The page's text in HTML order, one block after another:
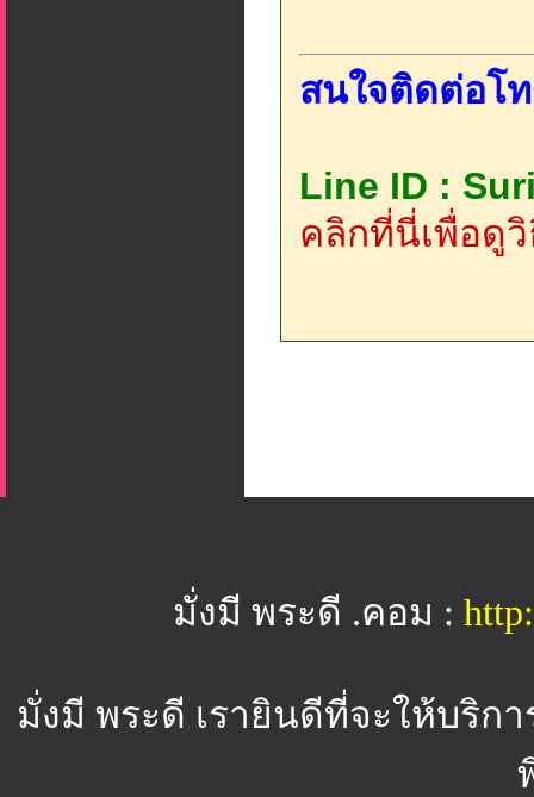
สนใจติดต่อโ
Line ID :
คลิกที่นี่เพื่อดูวิ
มั่งมี พระดี .คอม :
มั่งมี พระดี เรายินดีที่จะให้บริก